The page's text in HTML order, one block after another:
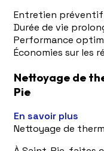
Entretien préventif
Durée de vie
Performance
Économies sur les
Nettoyage de
Pie
En savoir plus
Nettoyage de